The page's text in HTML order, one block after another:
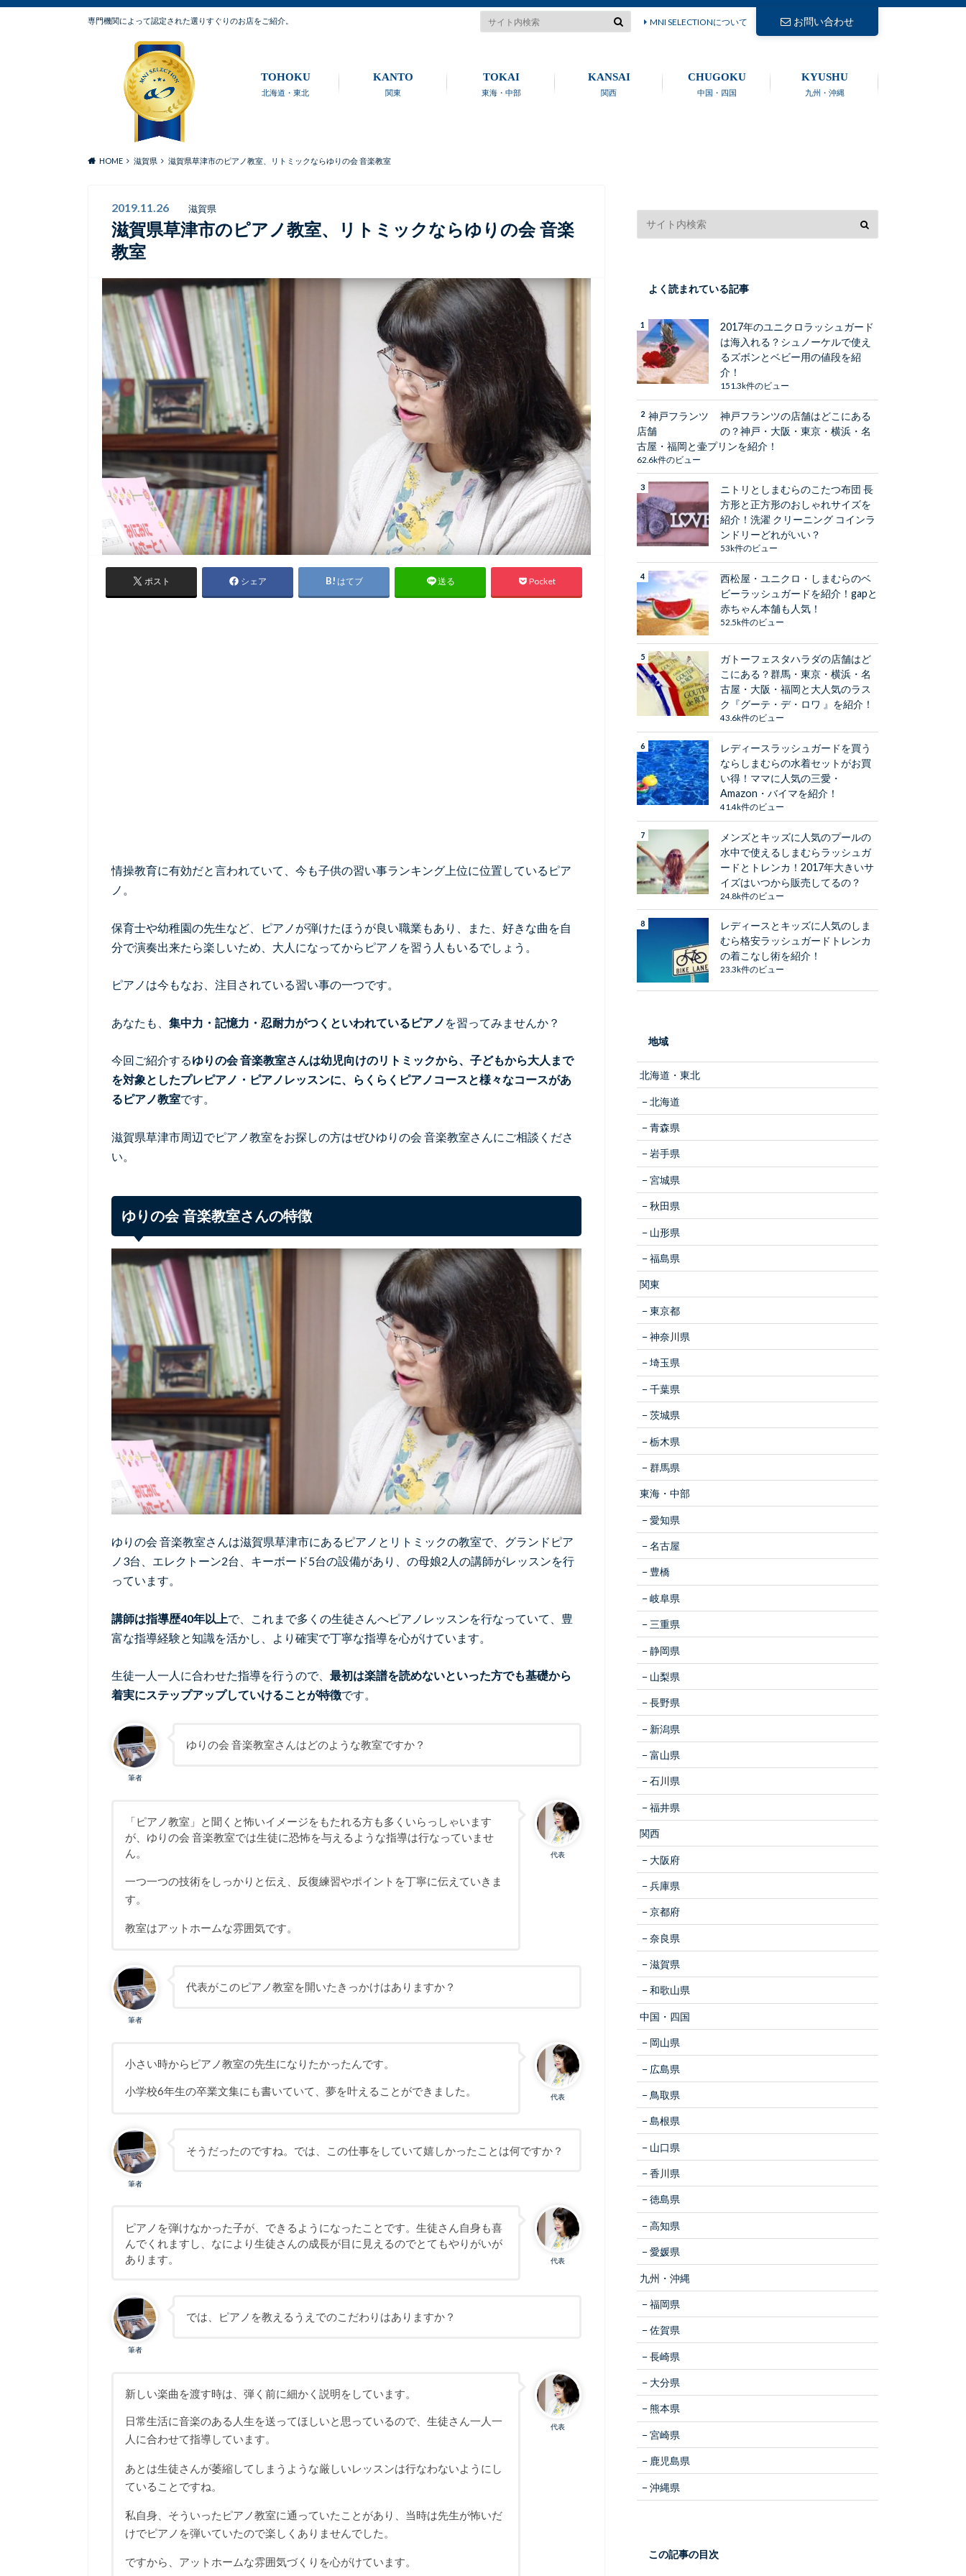
専門機関によって認定された選りすぐりのお店をご紹介。 お問い合わせ
MNI SELECTIONについて
北海道・東北
TOHOKU
関東
KANTO
東海・中部
TOKAI
関西
KANSAI
中国・四国
CHUGOKU
九州・沖縄
KYUSHU
HOME 滋賀県 滋賀県草津市のピアノ教室、リトミックならゆりの会 音楽教室
2019.11.26 滋賀県
滋賀県草津市のピアノ教室、リトミックならゆりの会 音楽
教室
ポスト シェア はてブ 送る Pocket
情操教育に有効だと言われていて、今も子供の習い事ランキング上位に位置しているピア
ノ。
保育士や幼稚園の先生など、ピアノが弾けたほうが良い職業もあり、また、好きな曲を自
分で演奏出来たら楽しいため、大人になってからピアノを習う人もいるでしょう。
ピアノは今もなお、注目されている習い事の一つです。
あなたも、 集中力・記憶力・忍耐力がつくといわれているピアノ を習ってみませんか？
今回ご紹介するゆりの会 音楽教室さんは幼児向けのリトミックから、子どもから大人まで
を対象としたプレピアノ・ピアノレッスンに、らくらくピアノコースと様々なコースがあ
るピアノ教室です。
滋賀県草津市周辺でピアノ教室をお探しの方はぜひゆりの会 音楽教室さんにご相談くださ
い。
ゆりの会 音楽教室さんの特徴
ゆりの会 音楽教室さんは滋賀県草津市にあるピアノとリトミックの教室で、グランドピア
ノ3台、エレクトーン2台、キーボード5台の設備があり、の母娘2人の講師がレッスンを行
っています。
講師は指導歴40年以上で、これまで多くの生徒さんへピアノレッスンを行なっていて、豊
富な指導経験と知識を活かし、より確実で丁寧な指導を心がけています。
生徒一人一人に合わせた指導を行うので、 最初は楽譜を読めないといった方でも基礎から
着実にステップアップしていけることが特徴です。
筆者
ゆりの会 音楽教室さんはどのような教室ですか？
代表
「ピアノ教室」と聞くと怖いイメージをもたれる方も多くいらっしゃいます
が、ゆりの会 音楽教室では生徒に恐怖を与えるような指導は行なっていませ
ん。
一つ一つの技術をしっかりと伝え、反復練習やポイントを丁寧に伝えていきま
す。
教室はアットホームな雰囲気です。
筆者
代表がこのピアノ教室を開いたきっかけはありますか？
代表
小さい時からピアノ教室の先生になりたかったんです。
小学校6年生の卒業文集にも書いていて、夢を叶えることができました。
筆者
そうだったのですね。では、この仕事をしていて嬉しかったことは何ですか？
代表
ピアノを弾けなかった子が、できるようになったことです。生徒さん自身も喜
んでくれますし、なにより生徒さんの成長が目に見えるのでとてもやりがいが
あります。
筆者
では、ピアノを教えるうえでのこだわりはありますか？
代表
新しい楽曲を渡す時は、弾く前に細かく説明をしています。
日常生活に音楽のある人生を送ってほしいと思っているので、生徒さん一人一
人に合わせて指導しています。
あとは生徒さんが萎縮してしまうような厳しいレッスンは行なわないようにし
ていることですね。
私自身、そういったピアノ教室に通っていたことがあり、当時は先生が怖いだ
けでピアノを弾いていたので楽しくありませんでした。
ですから、アットホームな雰囲気づくりを心がけています。
よく読まれている記事
2017年のユニクロラッシュガード
は海入れる？シュノーケルで使え
るズボンとベビー用の値段を紹
介！
151.3k件のビュー
神戸フランツの店舗はどこにある
の？神戸・大阪・東京・横浜・名
古屋・福岡と壷プリンを紹介！
62.6k件のビュー
ニトリとしまむらのこたつ布団 長
方形と正方形のおしゃれサイズを
紹介！洗濯 クリーニング コインラ
ンドリーどれがいい？
53k件のビュー
西松屋・ユニクロ・しまむらのベ
ビーラッシュガードを紹介！gapと
赤ちゃん本舗も人気！
52.5k件のビュー
ガトーフェスタハラダの店舗はど
こにある？群馬・東京・横浜・名
古屋・大阪・福岡と大人気のラス
ク『グーテ・デ・ロワ 』を紹介！
43.6k件のビュー
レディースラッシュガードを買う
ならしまむらの水着セットがお買
い得！ママに人気の三愛・
Amazon・バイマを紹介！
41.4k件のビュー
メンズとキッズに人気のプールの
水中で使えるしまむらラッシュガ
ードとトレンカ！2017年大きいサ
イズはいつから販売してるの？
24.8k件のビュー
レディースとキッズに人気のしま
むら格安ラッシュガードトレンカ
の着こなし術を紹介！
23.3k件のビュー
地域
北海道・東北
北海道
青森県
岩手県
宮城県
秋田県
山形県
福島県
関東
東京都
神奈川県
埼玉県
千葉県
茨城県
栃木県
群馬県
東海・中部
愛知県
名古屋
豊橋
岐阜県
三重県
静岡県
山梨県
長野県
新潟県
富山県
石川県
福井県
関西
大阪府
兵庫県
京都府
奈良県
滋賀県
和歌山県
中国・四国
岡山県
広島県
鳥取県
島根県
山口県
香川県
徳島県
高知県
愛媛県
九州・沖縄
福岡県
佐賀県
長崎県
大分県
熊本県
宮崎県
鹿児島県
沖縄県
この記事の目次